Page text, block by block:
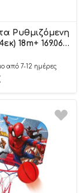
Ρυθμιζόμενη
18m+ 169.060
από 7-12 ημέρες